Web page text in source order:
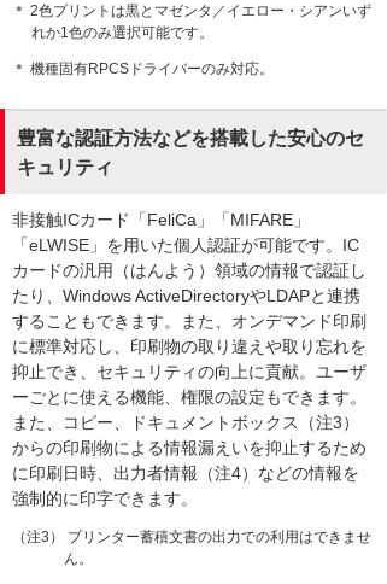
＊ 2色プリントは黒とマゼンタ／イエロー・シアンいず
れか1色のみ選択可能です。
＊ 機種固有RPCSドライバーのみ対応。
豊富な認証方法などを搭載した安心のセ
キュリティ
非接触ICカード「FeliCa」「MIFARE」
「eLWISE」を用いた個人認証が可能です。IC
カードの汎用（はんよう）領域の情報で認証し
たり、Windows ActiveDirectoryやLDAPと連携
することもできます。また、オンデマンド印刷
に標準対応し、印刷物の取り違えや取り忘れを
抑止でき、セキュリティの向上に貢献。ユーザ
ーごとに使える機能、権限の設定もできます。
また、コピー、ドキュメントボックス（注3）
からの印刷物による情報漏えいを抑止するため
に印刷日時、出力者情報（注4）などの情報を
強制的に印字できます。
（注3） プリンター蓄積文書の出力での利用はできませ
ん。